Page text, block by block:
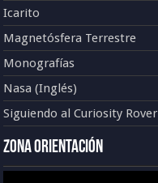
Icarito
Magnetósfera Terrestre
Monografías
Nasa (Inglés)
Siguiendo al Curiosity Rover
Zona Orientación